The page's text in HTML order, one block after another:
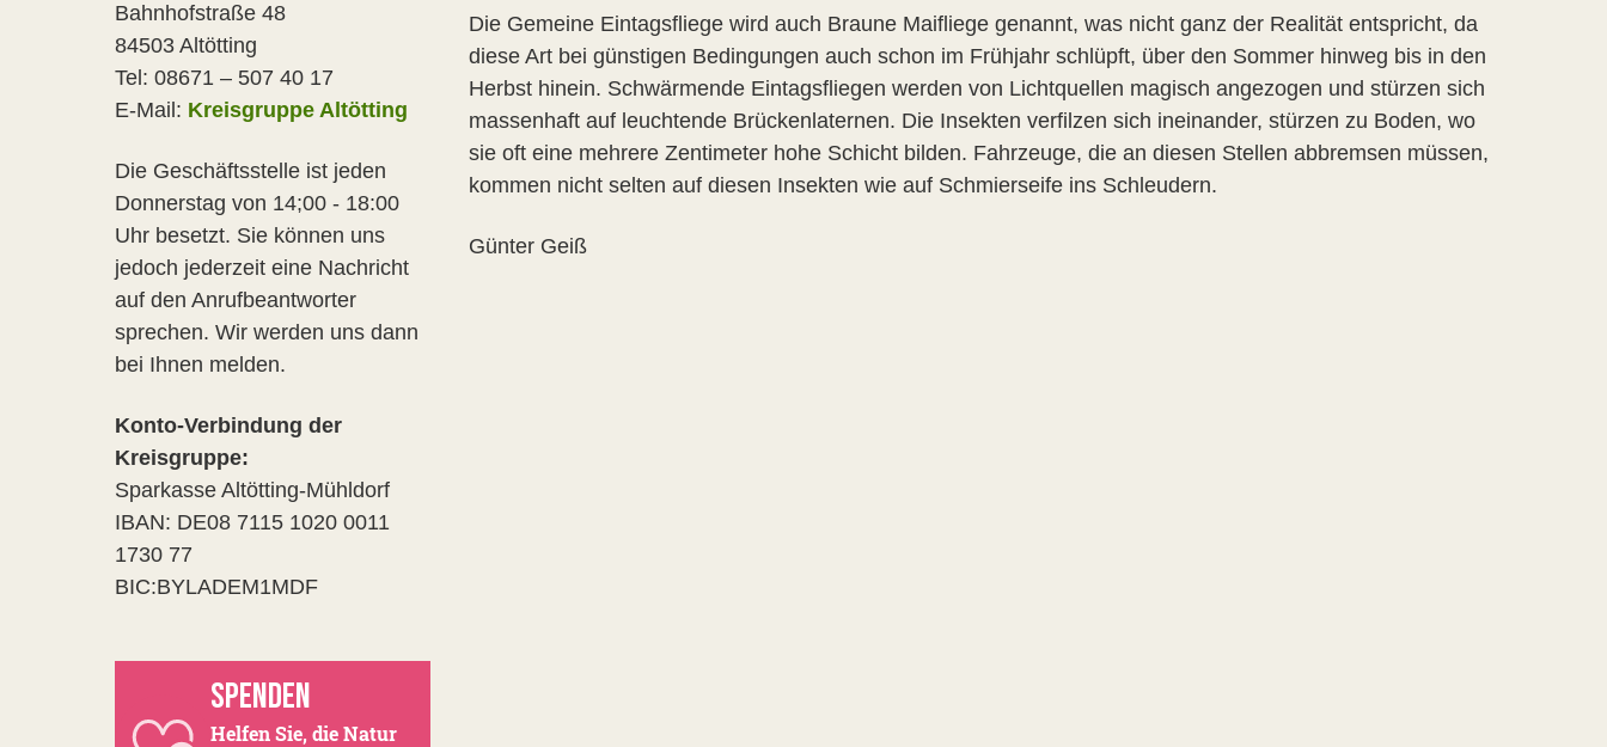
Die Gemeine Eintagsfliege wird auch Braune Maifliege genannt, was nicht ganz der Realität entspricht, da
diese Art bei günstigen Bedingungen auch schon im Frühjahr schlüpft, über den Sommer hinweg bis in den
Herbst hinein. Schwärmende Eintagsfliegen werden von Lichtquellen magisch angezogen und stürzen sich
massenhaft auf leuchtende Brückenlaternen. Die Insekten verfilzen sich ineinander, stürzen zu Boden, wo
sie oft eine mehrere Zentimeter hohe Schicht bilden. Fahrzeuge, die an diesen Stellen abbremsen müssen,
kommen nicht selten auf diesen Insekten wie auf Schmierseife ins Schleudern.
Günter Geiß
Bahnhofstraße 48
84503 Altötting
Tel: 08671 – 507 40 17
E-Mail: Kreisgruppe Altötting
Die Geschäftsstelle ist jeden
Donnerstag von 14;00 - 18:00
Uhr besetzt. Sie können uns
jedoch jederzeit eine Nachricht
auf den Anrufbeantworter
sprechen. Wir werden uns dann
bei Ihnen melden.
Konto-Verbindung der
Kreisgruppe:
Sparkasse Altötting-Mühldorf
IBAN: DE08 7115 1020 0011
1730 77
BIC:BYLADEM1MDF
SPENDEN
Helfen Sie, die Natur